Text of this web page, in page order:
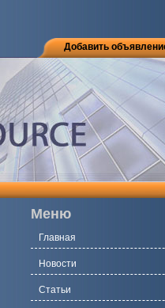
Добавить
Меню
Главная
Новости
Статьи